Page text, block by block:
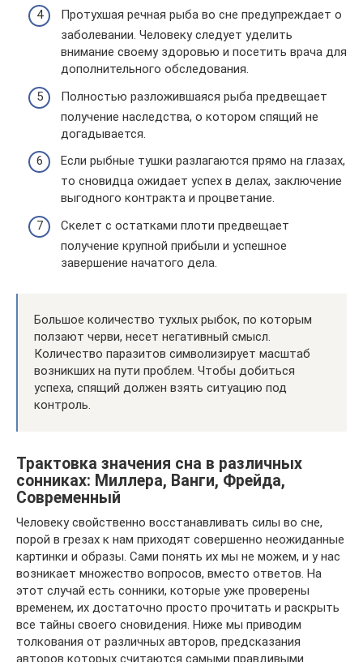
Протухшая речная рыба во сне предупреждает о
заболевании. Человеку следует уделить
внимание своему здоровью и посетить врача для
дополнительного обследования.
Полностью разложившаяся рыба предвещает
получение наследства, о котором спящий не
догадывается.
Если рыбные тушки разлагаются прямо на глазах,
то сновидца ожидает успех в делах, заключение
выгодного контракта и процветание.
Скелет с остатками плоти предвещает
получение крупной прибыли и успешное
завершение начатого дела.
Большое количество тухлых рыбок, по которым
ползают черви, несет негативный смысл.
Количество паразитов символизирует масштаб
возникших на пути проблем. Чтобы добиться
успеха, спящий должен взять ситуацию под
контроль.
Трактовка значения сна в различных
сонниках: Миллера, Ванги, Фрейда,
Современный
Человеку свойственно восстанавливать силы во сне,
порой в грезах к нам приходят совершенно неожиданные
картинки и образы. Сами понять их мы не можем, и у нас
возникает множество вопросов, вместо ответов. На
этот случай есть сонники, которые уже проверены
временем, их достаточно просто прочитать и раскрыть
все тайны своего сновидения. Ниже мы приводим
толкования от различных авторов, предсказания
авторов которых считаются самыми правдивыми.